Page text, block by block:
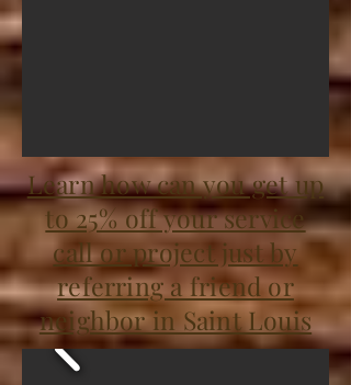
Learn how can you get up
to 25% off your service
call or project just by
referring a friend or
neighbor in Saint Louis